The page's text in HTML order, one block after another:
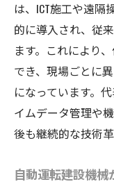
は、ICT施工や遠隔
的に導入され、従
ます。これにより
でき、現場ごとに
になっています。
イムデータ管理や
後も継続的な技術
自動運転建設機